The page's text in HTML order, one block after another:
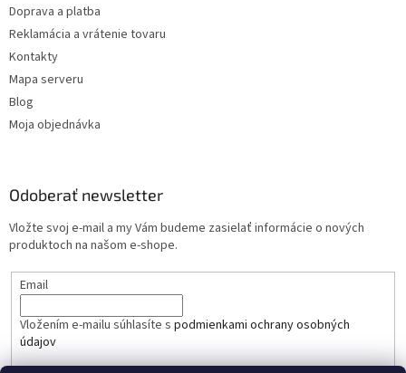
Doprava a platba
Reklamácia a vrátenie tovaru
Kontakty
Mapa serveru
Blog
Moja objednávka
Odoberať newsletter
Vložte svoj e-mail a my Vám budeme zasielať informácie o nových
produktoch na našom e-shope.
Email
Vložením e-mailu súhlasíte s podmienkami ochrany osobných
údajov